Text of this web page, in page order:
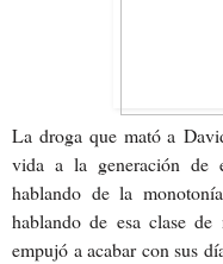
La droga que mató a
vida a la generación de
hablando de la
hablando de esa clase de
empujó a acabar con sus